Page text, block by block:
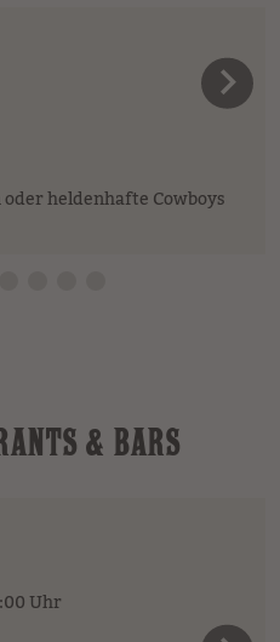
heldenhafte Cowboys
Element
& BARS
Uhr